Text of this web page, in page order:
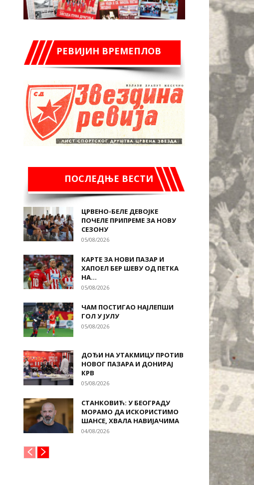
РЕВИЈИН ВРЕМЕПЛОВ
ПОСЛЕДЊЕ ВЕСТИ
ЦРВЕНО-БЕЛЕ ДЕВОЈКЕ
ПОЧЕЛЕ ПРИПРЕМЕ ЗА НОВУ
СЕЗОНУ
05/08/2026
КАРТЕ ЗА НОВИ ПАЗАР И
ХАПОЕЛ БЕР ШЕВУ ОД ПЕТКА
НА...
05/08/2026
ЧАМ ПОСТИГАО НАЈЛЕПШИ
ГОЛ У ЈУЛУ
05/08/2026
ДОЂИ НА УТАКМИЦУ ПРОТИВ
НОВОГ ПАЗАРА И ДОНИРАЈ
КРВ
05/08/2026
СТАНКОВИЋ: У БЕОГРАДУ
МОРАМО ДА ИСКОРИСТИМО
ШАНСЕ, ХВАЛА НАВИЈАЧИМА
04/08/2026